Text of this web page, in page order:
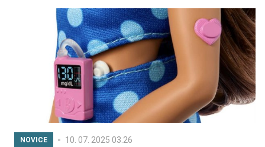
uro prostega časa, ima organizirana praznovanja rojstnih
dni, kjer animatorji poskrbijo, da otroci ne rabijo preveč
razmišljati, kako naj se zabavajo. Ko je otrok prepuščen
sam sebi, mu je na voljo zaslon, kjer je zopet zabava
zagotovljena brez aktivnega mišljenja.
NOVICE 10. 07. 2025 03.26